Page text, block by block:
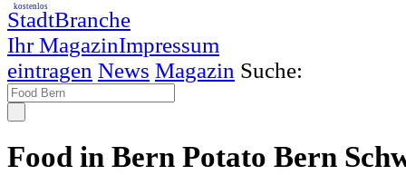
StadtBranche
Ihr MagazinImpressum
kostenlos
eintragen News Magazin Suche:
Food in Bern Potato Bern